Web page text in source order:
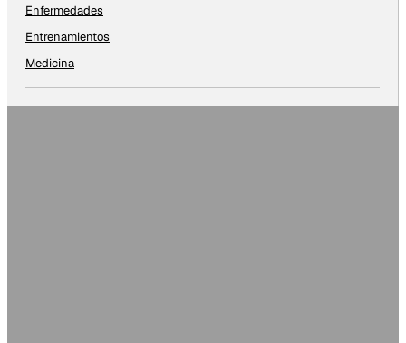
Enfermedades
Entrenamientos
Medicina